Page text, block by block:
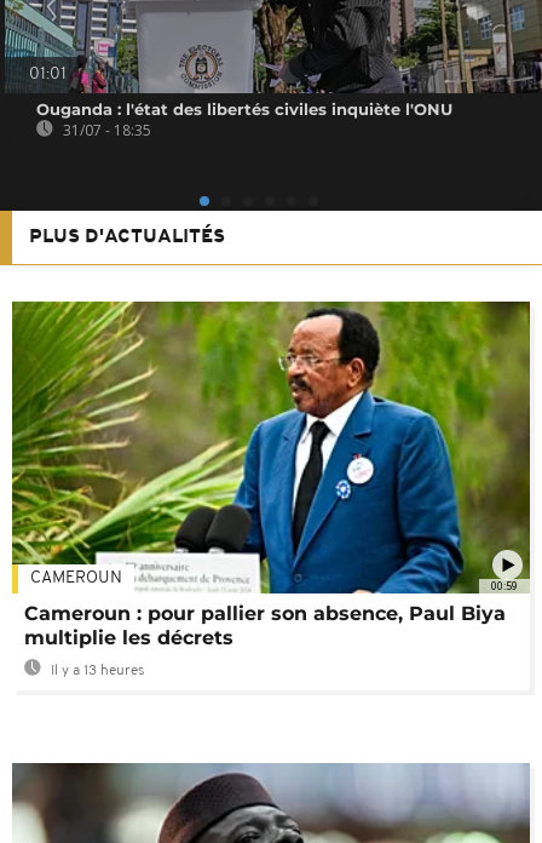
01:01
Ouganda : l'état des libertés civiles inquiète l'ONU
31/07 - 18:35
PLUS D'ACTUALITÉS
00:59
CAMEROUN
Cameroun : pour pallier son absence, Paul Biya
multiplie les décrets
Il y a 13 heures